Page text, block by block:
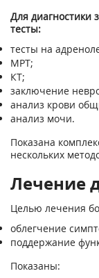
Для диагностики
тесты:
тесты на
МРТ;
КТ;
заключение
анализ крови
анализ мочи.
Показана
нескольких
Лечение
Целью лечения
облегчение
поддержание
Показаны: